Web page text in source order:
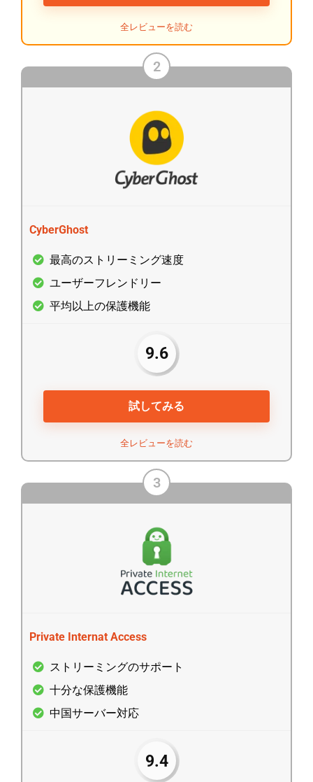
全レビューを読む
2
CyberGhost
最高のストリーミング速度
ユーザーフレンドリー
平均以上の保護機能
9.6
試してみる
全レビューを読む
3
Private Internat Access
ストリーミングのサポート
十分な保護機能
中国サーバー対応
9.4